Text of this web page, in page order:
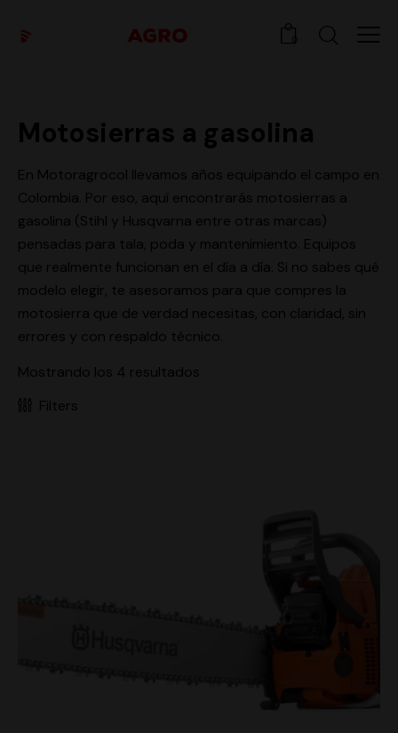
0
Motosierras a gasolina
En Motoragrocol llevamos años equipando el campo en
Colombia. Por eso, aquí encontrarás motosierras a
gasolina (Stihl y Husqvarna entre otras marcas)
pensadas para tala, poda y mantenimiento. Equipos
que realmente funcionan en el día a día. Si no sabes qué
modelo elegir, te asesoramos para que compres la
motosierra que de verdad necesitas, con claridad, sin
errores y con respaldo técnico.
Mostrando los 4 resultados
Filters